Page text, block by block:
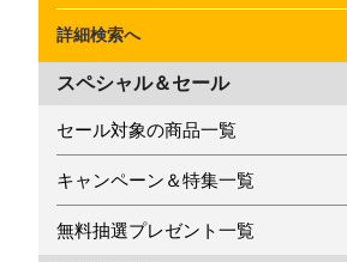
詳細検索へ
スペシャル＆セール
セール対象の商品一覧
キャンペーン＆特集一覧
無料抽選プレゼント一覧